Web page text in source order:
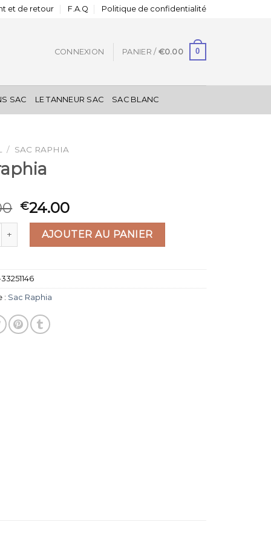
et de retour F.A.Q Politique de confidentialité
CONNEXION PANIER / €0.00 0
SAC LE TANNEUR SAC SAC BLANC
/ SAC RAPHIA
€24.00
de sac raphiaAJOUTER AU PANIER
: Sac Raphia